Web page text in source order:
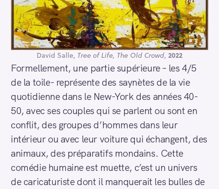
David Salle, Tree of Life, The Old Crowd, 2022
Formellement, une partie supérieure – les 4/5
de la toile- représente des saynètes de la vie
quotidienne dans le New-York des années 40-
50, avec ses couples qui se parlent ou sont en
conflit, des groupes d’hommes dans leur
intérieur ou avec leur voiture qui échangent, des
animaux, des préparatifs mondains. Cette
comédie humaine est muette, c’est un univers
de caricaturiste dont il manquerait les bulles de